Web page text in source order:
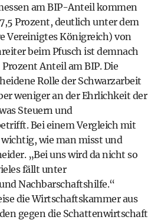
am BIP-Anteil kommen
Prozent, deutlich unter dem
Vereinigtes Königreich) von
beim Pfusch ist demnach
Anteil am BIP. Die
Rolle der Schwarzarbeit
weniger an der Ehrlichkeit der
Steuern und
Bei einem Vergleich mit
wie man misst und
„Bei uns wird da nicht so
fällt unter
Nachbarschaftshilfe.“
dieWirtschaftskammeraus
gegen die Schattenwirtschaft